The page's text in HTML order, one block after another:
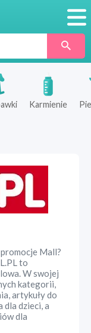
Karmienie
Mall?
to
W swojej
kategorii,
artykuły do
dla dzieci, a
dla